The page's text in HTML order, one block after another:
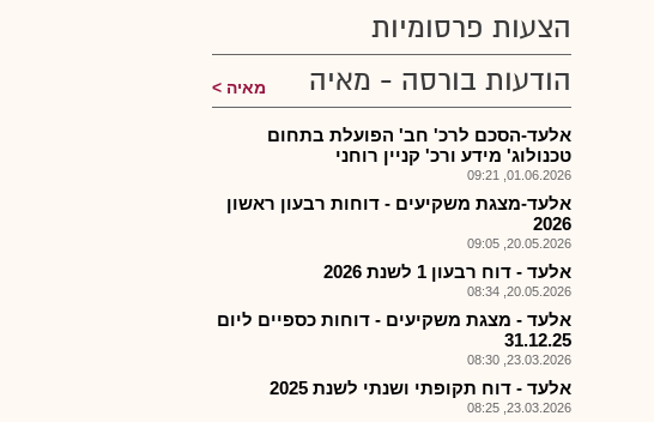
הצעות פרסומיות
הודעות בורסה - מאיה
מאיה
אלעד-הסכם לרכ' חב' הפועלת בתחום
טכנולוג' מידע ורכ' קניין רוחני
01.06.2026, 09:21
אלעד-מצגת משקיעים - דוחות רבעון ראשון
2026
20.05.2026, 09:05
אלעד - דוח רבעון 1 לשנת 2026
20.05.2026, 08:34
אלעד - מצגת משקיעים - דוחות כספיים ליום
31.12.25
23.03.2026, 08:30
אלעד - דוח תקופתי ושנתי לשנת 2025
23.03.2026, 08:25